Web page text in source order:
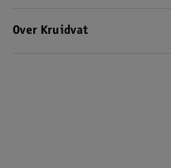
Over Kruidvat